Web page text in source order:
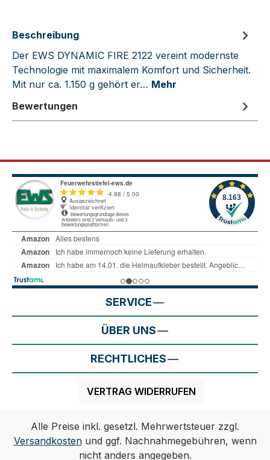
Beschreibung
Der EWS DYNAMIC FIRE 2122 vereint modernste
Technologie mit maximalem Komfort und Sicherheit.
Mit nur ca. 1.150 g gehört er… Mehr
Bewertungen
SERVICE
ÜBER UNS
RECHTLICHES
VERTRAG WIDERRUFEN
Alle Preise inkl. gesetzl. Mehrwertsteuer zzgl.
Versandkostenund ggf. Nachnahmegebühren, wenn
nicht anders angegeben.